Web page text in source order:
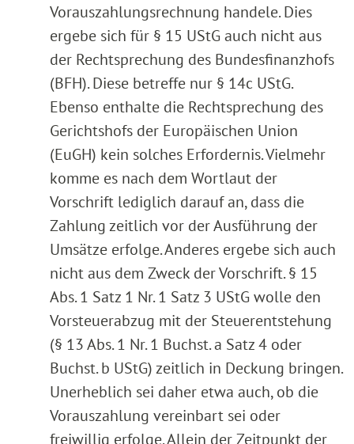
Vorauszahlungsrechnung handele. Dies
ergebe sich für § 15 UStG auch nicht aus
der Rechtsprechung des Bundesfinanzhofs
(BFH). Diese betreffe nur § 14c UStG.
Ebenso enthalte die Rechtsprechung des
Gerichtshofs der Europäischen Union
(EuGH) kein solches Erfordernis. Vielmehr
komme es nach dem Wortlaut der
Vorschrift lediglich darauf an, dass die
Zahlung zeitlich vor der Ausführung der
Umsätze erfolge. Anderes ergebe sich auch
nicht aus dem Zweck der Vorschrift. § 15
Abs. 1 Satz 1 Nr. 1 Satz 3 UStG wolle den
Vorsteuerabzug mit der Steuerentstehung
(§ 13 Abs. 1 Nr. 1 Buchst. a Satz 4 oder
Buchst. b UStG) zeitlich in Deckung bringen.
Unerheblich sei daher etwa auch, ob die
Vorauszahlung vereinbart sei oder
freiwillig erfolge. Allein der Zeitpunkt der